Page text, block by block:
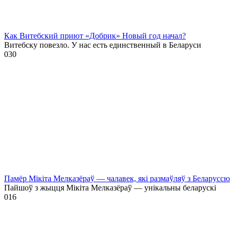
Как Витебский приют «Добрик» Новый год начал?
Витебску повезло. У нас есть единственный в Беларуси
030
Памёр Мікіта Мелказёраў — чалавек, які размаўляў з
Пайшоў з жыцця Мікіта Мелказёраў — унікальны беларускі
016